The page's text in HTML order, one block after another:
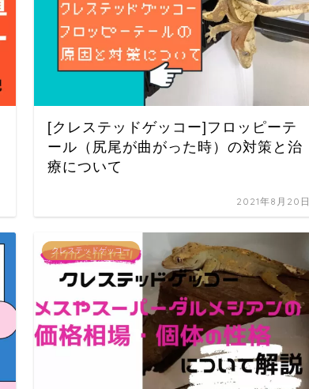
[クレステッドゲッコー]フロッピーテ
ール（尻尾が曲がった時）の対策と治
療について
2021年8月20日
クレステッドゲッコー